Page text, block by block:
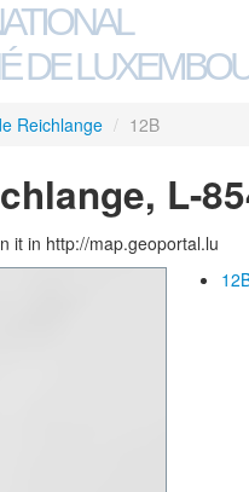
DE
Reichlange / 12B
L-
it in http://map.geoportal.lu